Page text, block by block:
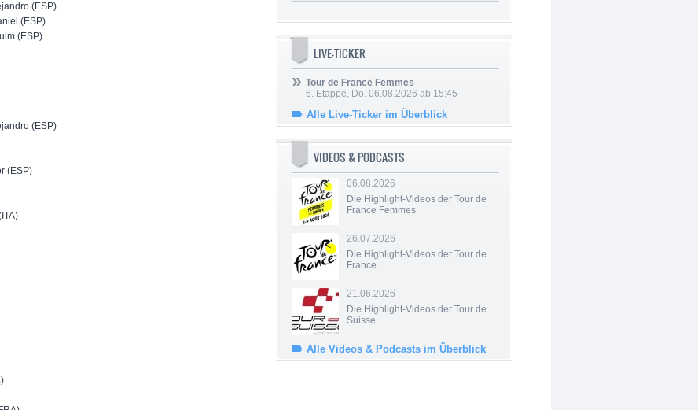
(ESP)
(ESP)
(ESP)
(ESP)
(ESP)
LIVE-TICKER
Tour de France Femmes
6. Etappe, Do. 06.08.2026 ab 15:45
Alle Live-Ticker im Überblick
VIDEOS & PODCASTS
06.08.2026
Die Highlight-Videos der Tour de
France Femmes
26.07.2026
Die Highlight-Videos der Tour de
France
21.06.2026
Die Highlight-Videos der Tour de
Suisse
Alle Videos & Podcasts im Überblick